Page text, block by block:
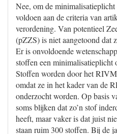
Nee, om de
voldoen aan de criteria van
verordening. Van potentieel
(pZZS) is niet aangetoond dat
Er is onvoldoende
stoffen een minimalisatieplicht
Stoffen worden door het
omdat ze in het kader van de
onderzocht worden. Op basis
soms blijken dat zo’n stof
heeft, maar vaker is dat juist
staan ruim 300 stoffen. Bij de